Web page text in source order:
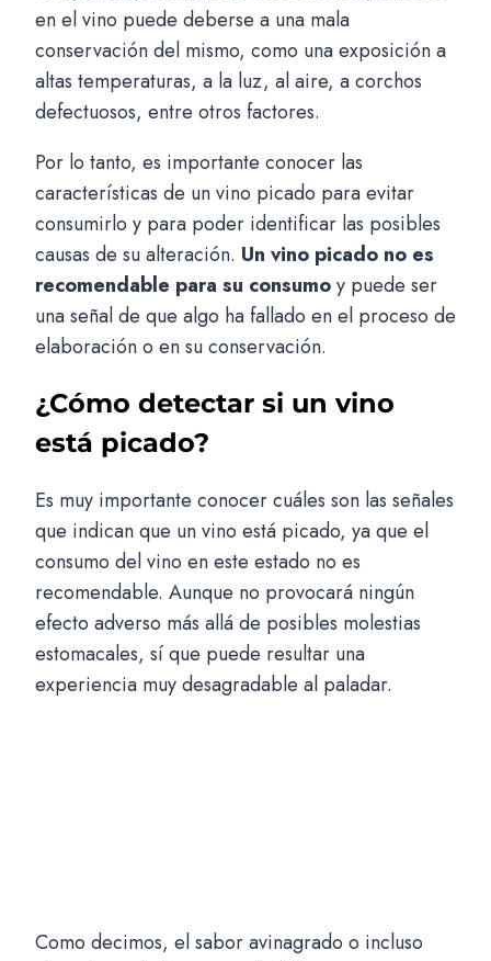
en el vino puede deberse a una mala
conservación del mismo, como una exposición a
altas temperaturas, a la luz, al aire, a corchos
defectuosos, entre otros factores.
Por lo tanto, es importante conocer las
características de un vino picado para evitar
consumirlo y para poder identificar las posibles
causas de su alteración. Un vino picado no es
recomendable para su consumoy puede ser
una señal de que algo ha fallado en el proceso de
elaboración o en su conservación.
¿Cómo detectar si un vino
está picado?
Es muy importante conocer cuáles son las señales
que indican que un vino está picado, ya que el
consumo del vino en este estado no es
recomendable. Aunque no provocará ningún
efecto adverso más allá de posibles molestias
estomacales, sí que puede resultar una
experiencia muy desagradable al paladar.
Como decimos, el sabor avinagrado o incluso